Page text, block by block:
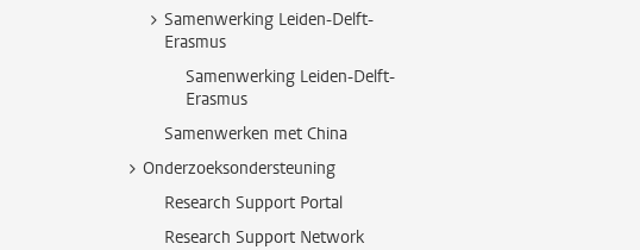
Samenwerking Leiden-Delft-
Erasmus
Samenwerking Leiden-Delft-
Erasmus
Samenwerken met China
Onderzoeksondersteuning
Research Support Portal
Research Support Network